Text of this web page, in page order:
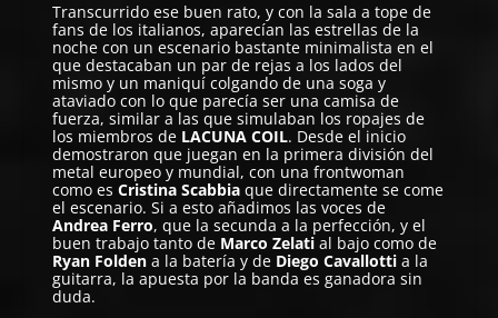
Transcurrido ese buen rato, y con la sala a tope de
fans de los italianos, aparecían las estrellas de la
noche con un escenario bastante minimalista en el
que destacaban un par de rejas a los lados del
mismo y un maniquí colgando de una soga y
ataviado con lo que parecía ser una camisa de
fuerza, similar a las que simulaban los ropajes de
los miembros de LACUNA COIL. Desde el inicio
demostraron que juegan en la primera división del
metal europeo y mundial, con una frontwoman
como esCristina Scabbiaque directamente se come
el escenario. Si a esto añadimos las voces de
Andrea Ferro, que la secunda a la perfección, y el
buen trabajo tanto de Marco Zelatial bajo como de
Ryan Folden a la batería y de Diego Cavallottia la
guitarra, la apuesta por la banda es ganadora sin
duda.